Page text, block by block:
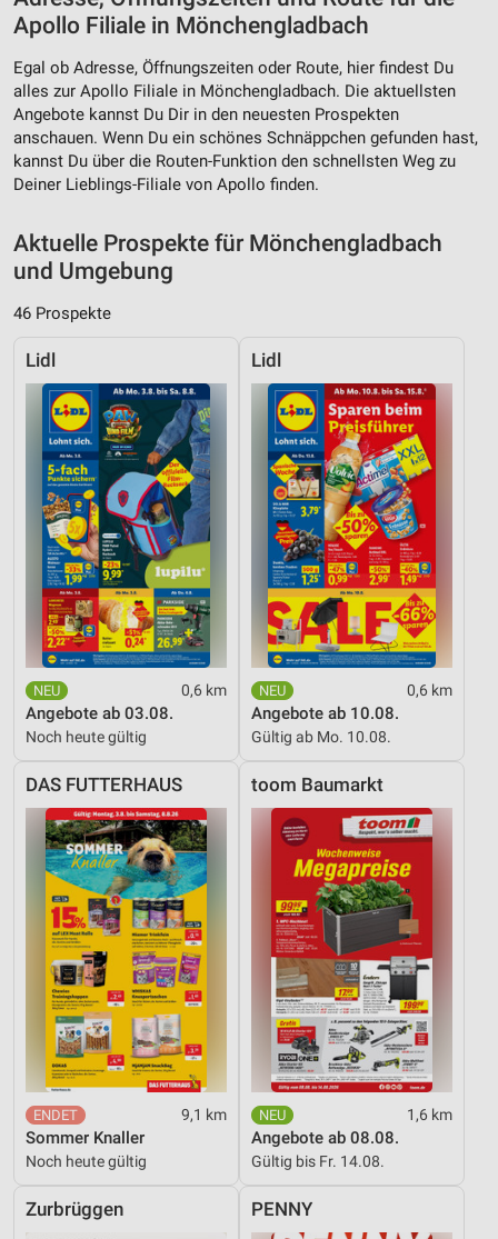
Apollo Filiale in Mönchengladbach
Egal ob Adresse, Öffnungszeiten oder Route, hier findest Du
alles zur Apollo Filiale in Mönchengladbach. Die aktuellsten
Angebote kannst Du Dir in den neuesten Prospekten
anschauen. Wenn Du ein schönes Schnäppchen gefunden hast,
kannst Du über die Routen-Funktion den schnellsten Weg zu
Deiner Lieblings-Filiale von Apollo finden.
Aktuelle Prospekte für Mönchengladbach
und Umgebung
46 Prospekte
Lidl
0,6 km
Angebote ab 03.08.
Noch heute gültig
Lidl
0,6 km
Angebote ab 10.08.
Gültig ab Mo. 10.08.
DAS FUTTERHAUS
9,1 km
Sommer Knaller
Noch heute gültig
toom Baumarkt
1,6 km
Angebote ab 08.08.
Gültig bis Fr. 14.08.
Zurbrüggen PENNY